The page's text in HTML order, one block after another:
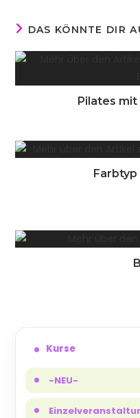
DAS KÖNNTE DIR
Pilates
Farbtyp
Kurse
-NEU-